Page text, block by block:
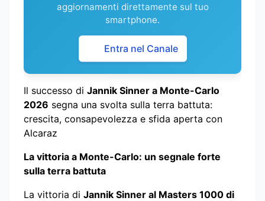
aggiornamenti direttamente sul tuo
smartphone.
Entra nel Canale
Il successo di Jannik Sinner a Monte-Carlo
2026 segna una svolta sulla terra battuta:
crescita, consapevolezza e sfida aperta con
Alcaraz
La vittoria a Monte-Carlo: un segnale forte
sulla terra battuta
La vittoria di Jannik Sinner al Masters 1000 di